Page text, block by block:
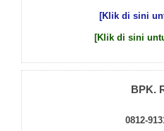
[Klik di sini
[Klik di sini
BPK.
0812-